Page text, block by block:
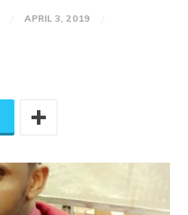
APRIL 3, 2019